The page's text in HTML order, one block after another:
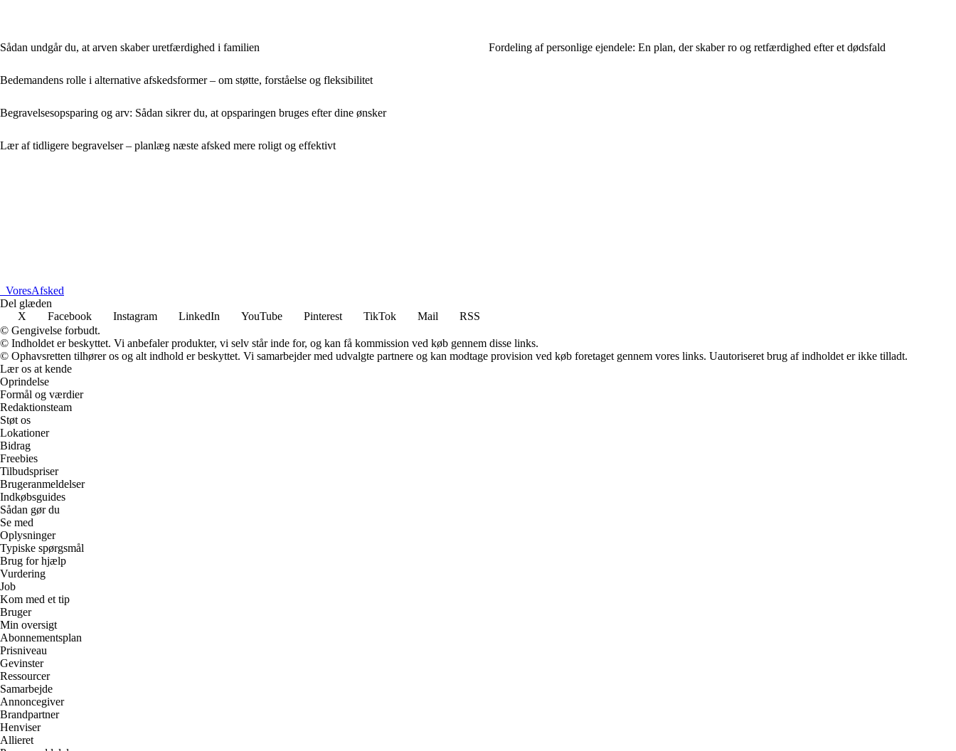
Sådan undgår du, at arven skaber uretfærdighed i familien
Bedemandens rolle i alternative afskedsformer – om støtte, forståelse og fleksibilitet
Begravelsesopsparing og arv: Sådan sikrer du, at opsparingen bruges efter dine ønsker
Lær af tidligere begravelser – planlæg næste afsked mere roligt og effektivt
Fordeling af personlige ejendele: En plan, der skaber ro og retfærdighed efter et dødsfald
VoresAfsked
Del glæden
X
Facebook Instagram LinkedIn YouTube Pinterest TikTok Mail
RSS
© Gengivelse forbudt.
© Indholdet er beskyttet. Vi anbefaler produkter, vi selv står inde for, og kan få kommission ved køb gennem disse links.
© Ophavsretten tilhører os og alt indhold er beskyttet. Vi samarbejder med udvalgte partnere og kan modtage provision ved køb foretaget gennem vores links. Uautoriseret brug af indholdet er ikke tilladt.
Lær os at kende
Oprindelse
Formål og værdier
Redaktionsteam
Støt os
Lokationer
Bidrag
Freebies
Tilbudspriser
Brugeranmeldelser
Indkøbsguides
Sådan gør du
Se med
Oplysninger
Typiske spørgsmål
Brug for hjælp
Vurdering
Job
Kom med et tip
Bruger
Min oversigt
Abonnementsplan
Prisniveau
Gevinster
Ressourcer
Samarbejde
Annoncegiver
Brandpartner
Henviser
Allieret